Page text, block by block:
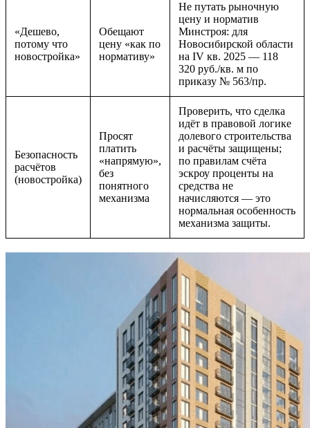
«Дешево,
потому что
новостройка»
Обещают
цену «как по
нормативу»
Не путать рыночную
цену и норматив
Минстроя: для
Новосибирской области
на IV кв. 2025 — 118
320 руб./кв. м по
приказу № 563/пр.
Безопасность
расчётов
(новостройка)
Просят
платить
«напрямую»,
без
понятного
механизма
Проверить, что сделка
идёт в правовой логике
долевого строительства
и расчёты защищены;
по правилам счёта
эскроу проценты на
средства не
начисляются — это
нормальная особенность
механизма защиты.